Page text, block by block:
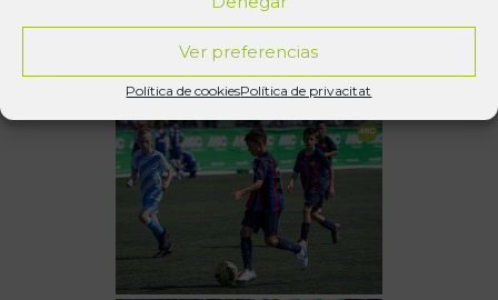
Ver preferencias
Política de cookiesPolítica de privacitat